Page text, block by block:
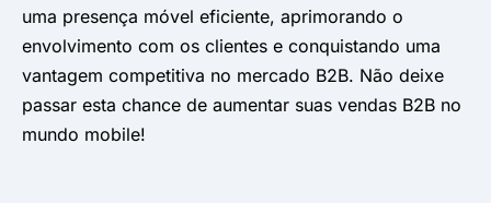
uma presença móvel eficiente, aprimorando o
envolvimento com os clientes e conquistando uma
vantagem competitiva no mercado B2B. Não deixe
passar esta chance de aumentar suas vendas B2B no
mundo mobile!